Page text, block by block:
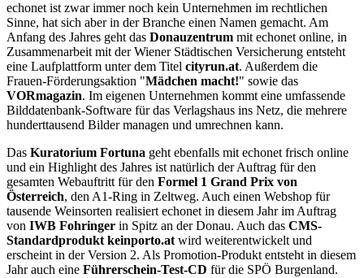
echonet ist zwar immer noch kein Unternehmen im rechtlichen
Sinne, hat sich aber in der Branche einen Namen gemacht. Am
Anfang des Jahres geht das Donauzentrum mit echonet online, in
Zusammenarbeit mit der Wiener Städtischen Versicherung entsteht
eine Laufplattform unter dem Titel cityrun.at. Außerdem die
Frauen-Förderungsaktion "Mädchen macht!" sowie das
VORmagazin. Im eigenen Unternehmen kommt eine umfassende
Bilddatenbank-Software für das Verlagshaus ins Netz, die mehrere
hunderttausend Bilder managen und umrechnen kann.
Das Kuratorium Fortuna geht ebenfalls mit echonet frisch online
und ein Highlight des Jahres ist natürlich der Auftrag für den
gesamten Webauftritt für den Formel 1 Grand Prix von
Österreich, den A1-Ring in Zeltweg. Auch einen Webshop für
tausende Weinsorten realisiert echonet in diesem Jahr im Auftrag
von IWB Fohringer in Spitz an der Donau. Auch das CMS-
Standardprodukt keinporto.at wird weiterentwickelt und
erscheint in der Version 2. Als Promotion-Produkt entsteht in diesem
Jahr auch eine Führerschein-Test-CD für die SPÖ Burgenland.